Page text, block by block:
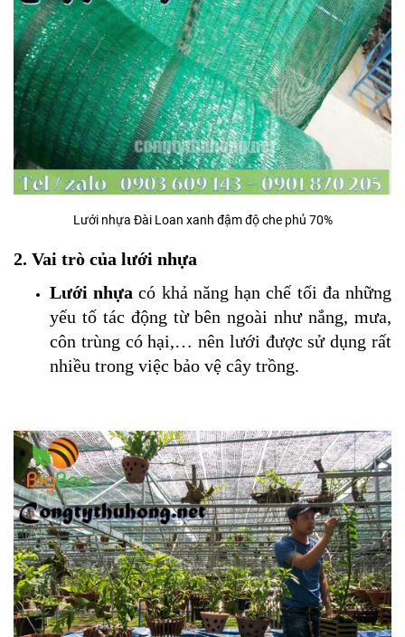
Lưới nhựa Đài Loan xanh đậm độ che phủ 70%
2. Vai trò của lưới nhựa
Lưới nhựa có khả năng hạn chế tối đa những
yếu tố tác động từ bên ngoài như nắng, mưa,
côn trùng có hại,… nên lưới được sử dụng rất
nhiều trong việc bảo vệ cây trồng.